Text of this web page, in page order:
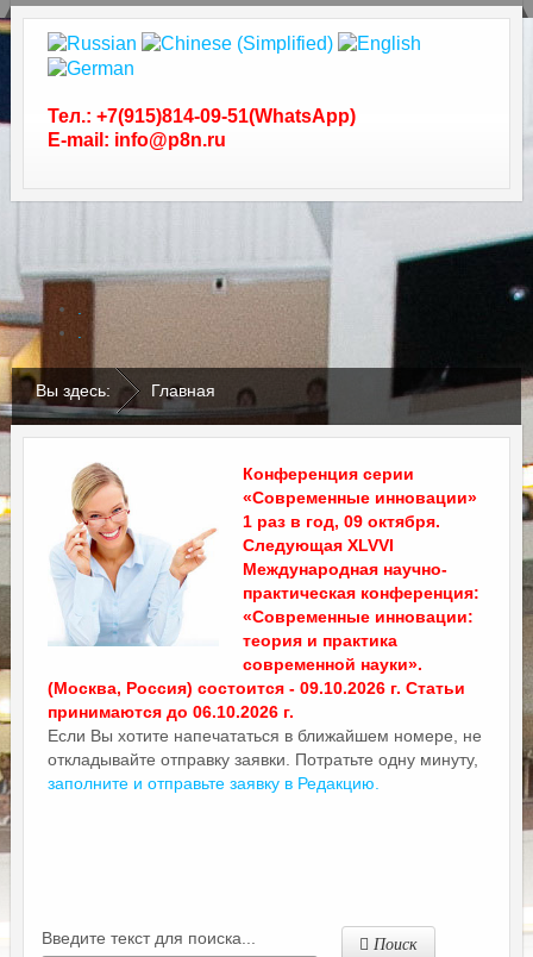
Тел.: +7(915)814-09-51(WhatsApp)
E-mail: info@p8n.ru
Вы здесь: Главная
Конференция серии
«Современные инновации»
1 раз в год, 09 октября.
Следующая XLVVI
Международная научно-
практическая конференция:
«Современные инновации:
теория и практика
современной науки».
(Москва, Россия) состоится - 09.10.2026 г. Статьи
принимаются до 06.10.2026 г.
Если Вы хотите напечататься в ближайшем номере, не
откладывайте отправку заявки. Потратьте одну минуту,
заполните и отправьте заявку в Редакцию.
Введите текст для поиска... Поиск